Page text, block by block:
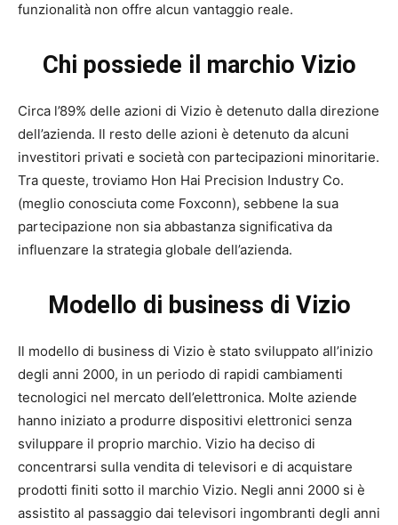
funzionalità non offre alcun vantaggio reale.
Chi possiede il marchio Vizio
Circa l’89% delle azioni di Vizio è detenuto dalla direzione
dell’azienda. Il resto delle azioni è detenuto da alcuni
investitori privati e società con partecipazioni minoritarie.
Tra queste, troviamo Hon Hai Precision Industry Co.
(meglio conosciuta come Foxconn), sebbene la sua
partecipazione non sia abbastanza significativa da
influenzare la strategia globale dell’azienda.
Modello di business di Vizio
Il modello di business di Vizio è stato sviluppato all’inizio
degli anni 2000, in un periodo di rapidi cambiamenti
tecnologici nel mercato dell’elettronica. Molte aziende
hanno iniziato a produrre dispositivi elettronici senza
sviluppare il proprio marchio. Vizio ha deciso di
concentrarsi sulla vendita di televisori e di acquistare
prodotti finiti sotto il marchio Vizio. Negli anni 2000 si è
assistito al passaggio dai televisori ingombranti degli anni